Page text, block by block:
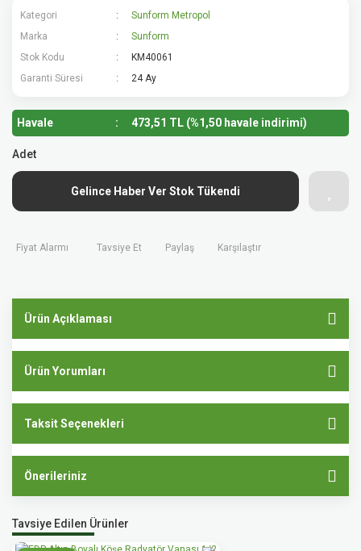
Kategori
Sunform Metropol
Marka
Sunform
Stok Kodu
KM40061
Garanti Süresi
24 Ay
Havale 473,51 TL (%1,50 havale indirimi)
Adet
Gelince Haber Ver Stok Tükendi
Fiyat Alarmı Tavsiye Et Paylaş Karşılaştır
Ürün Açıklaması
Ürün Yorumları
Taksit Seçenekleri
Önerileriniz
Tavsiye Edilen Ürünler